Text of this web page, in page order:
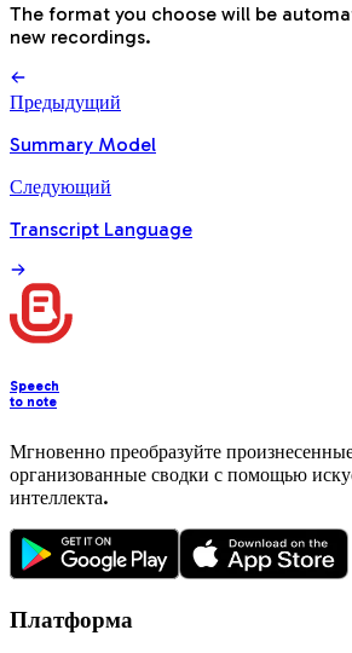
The format you choose will be
new recordings.
Предыдущий
Summary Model
Следующий
Transcript Language
Speech
to note
Мгновенно преобразуйте
организованные сводки с помощью
интеллекта.
Платформа